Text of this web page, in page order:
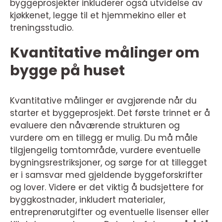
byggeprosjekter inkluderer også utvidelse av
kjøkkenet, legge til et hjemmekino eller et
treningsstudio.
Kvantitative målinger om
bygge på huset
Kvantitative målinger er avgjørende når du
starter et byggeprosjekt. Det første trinnet er å
evaluere den nåværende strukturen og
vurdere om en tillegg er mulig. Du må måle
tilgjengelig tomtområde, vurdere eventuelle
bygningsrestriksjoner, og sørge for at tillegget
er i samsvar med gjeldende byggeforskrifter
og lover. Videre er det viktig å budsjettere for
byggkostnader, inkludert materialer,
entreprenørutgifter og eventuelle lisenser eller